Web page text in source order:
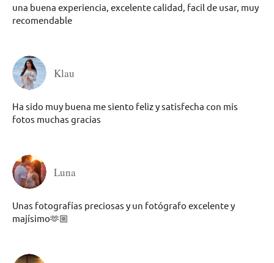
una buena experiencia, excelente calidad, facil de usar, muy
recomendable
Klau
Ha sido muy buena me siento feliz y satisfecha con mis
fotos muchas gracias
Luna
Unas fotografías preciosas y un fotógrafo excelente y
majísimo🫶🏼